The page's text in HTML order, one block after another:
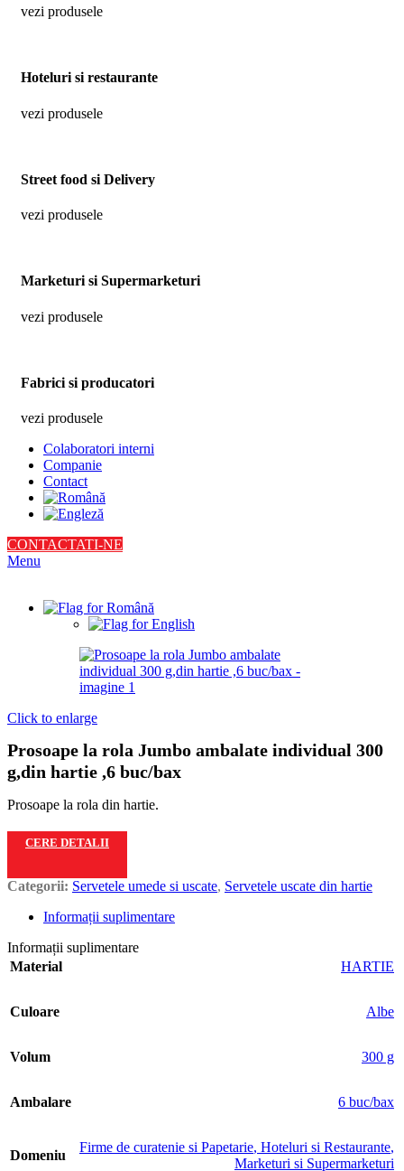
vezi produsele
Hoteluri si restaurante
vezi produsele
Street food si Delivery
vezi produsele
Marketuri si Supermarketuri
vezi produsele
Fabrici si producatori
vezi produsele
Colaboratori interni
Companie
Contact
CONTACTATI-NE
Menu
Click to enlarge
Prosoape la rola Jumbo ambalate individual 300
g,din hartie ,6 buc/bax
Prosoape la rola din hartie.
CERE DETALII
Categorii: Servetele umede si uscate, Servetele uscate din hartie
Informații suplimentare
Informații suplimentare
Material
HARTIE
Culoare Albe
Volum 300 g
Ambalare 6 buc/bax
Domeniu
Firme de curatenie si Papetarie, Hoteluri si Restaurante,
Marketuri si Supermarketuri